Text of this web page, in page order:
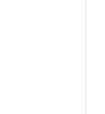
FS2P White